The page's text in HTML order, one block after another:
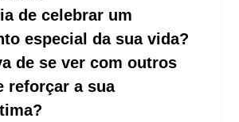
de celebrar um
especial da sua vida?
de se ver com outros
reforçar a sua